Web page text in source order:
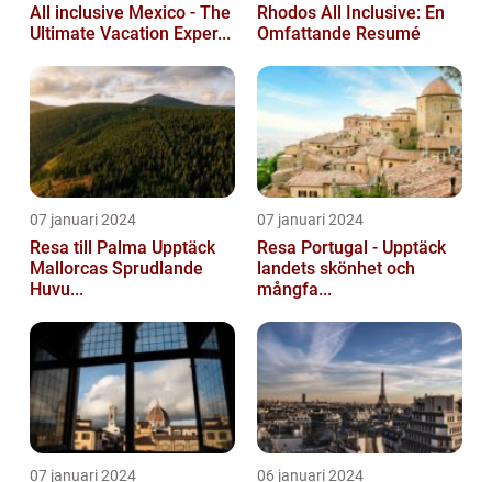
All inclusive Mexico - The
Ultimate Vacation Exper...
Rhodos All Inclusive: En
Omfattande Resumé
07 januari 2024
Resa till Palma Upptäck
Mallorcas Sprudlande
Huvu...
07 januari 2024
Resa Portugal - Upptäck
landets skönhet och
mångfa...
07 januari 2024 06 januari 2024